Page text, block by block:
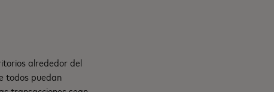
alrededor del
todos puedan